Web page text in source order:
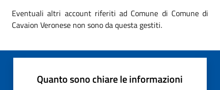
Eventuali altri account riferiti ad Comune di Comune di
Cavaion Veronese non sono da questa gestiti.
Quanto sono chiare le informazioni